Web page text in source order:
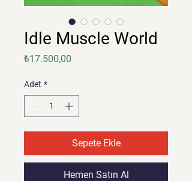
Idle Muscle World
₺17.500,00
Adet *
Sepete Ekle
Hemen Satın Al